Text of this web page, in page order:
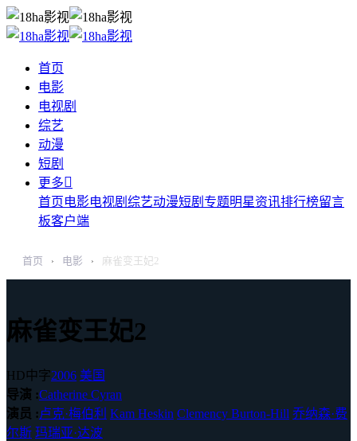
首页
电影
电视剧
综艺
动漫
短剧
更多
首页电影电视剧 综艺动漫短剧 专题明星资讯排行榜留言
板客户端
首页 › 电影 › 麻雀变王妃2
麻雀变王妃2
HD中字2006 美国
导演 :Catherine Cyran
演员 :卢克·梅伯利 Kam Heskin Clemency Burton-Hill 乔纳森·费
尔斯 玛瑞亚·达波